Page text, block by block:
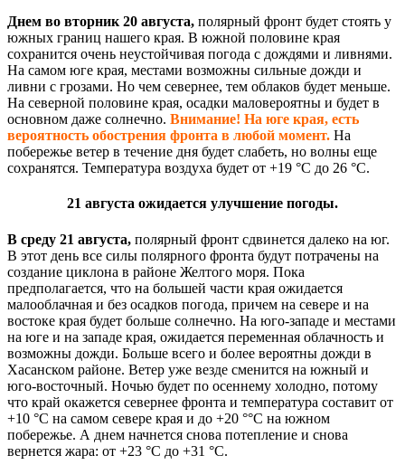
Днем во вторник 20 августа, полярный фронт будет стоять у
южных границ нашего края. В южной половине края
сохранится очень неустойчивая погода с дождями и ливнями.
На самом юге края, местами возможны сильные дожди и
ливни с грозами. Но чем севернее, тем облаков будет меньше.
На северной половине края, осадки маловероятны и будет в
основном даже солнечно. Внимание! На юге края, есть
вероятность обострения фронта в любой момент. На
побережье ветер в течение дня будет слабеть, но волны еще
сохранятся. Температура воздуха будет от +19 °С до 26 °С.
21 августа ожидается улучшение погоды.
В среду 21 августа, полярный фронт сдвинется далеко на юг.
В этот день все силы полярного фронта будут потрачены на
создание циклона в районе Желтого моря. Пока
предполагается, что на большей части края ожидается
малооблачная и без осадков погода, причем на севере и на
востоке края будет больше солнечно. На юго-западе и местами
на юге и на западе края, ожидается переменная облачность и
возможны дожди. Больше всего и более вероятны дожди в
Хасанском районе. Ветер уже везде сменится на южный и
юго-восточный. Ночью будет по осеннему холодно, потому
что край окажется севернее фронта и температура составит от
+10 °С на самом севере края и до +20 °°С на южном
побережье. А днем начнется снова потепление и снова
вернется жара: от +23 °С до +31 °С.